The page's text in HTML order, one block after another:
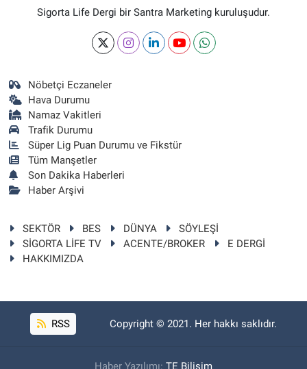
Sigorta Life Dergi bir Santra Marketing kuruluşudur.
Nöbetçi Eczaneler
Hava Durumu
Namaz Vakitleri
Trafik Durumu
Süper Lig Puan Durumu ve Fikstür
Tüm Manşetler
Son Dakika Haberleri
Haber Arşivi
SEKTÖR BES DÜNYA
SÖYLEŞİ
SİGORTA LİFE TV
ACENTE/BROKER
E DERGİ
HAKKIMIZDA
RSS Copyright © 2021. Her hakkı saklıdır.
Haber Yazılımı: TE Bilişim